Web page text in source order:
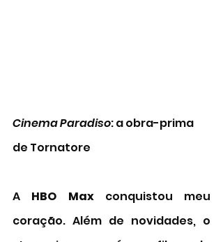
Cinema Paradiso: a obra-prima
de Tornatore
A HBO Max conquistou meu
coração. Além de novidades, o